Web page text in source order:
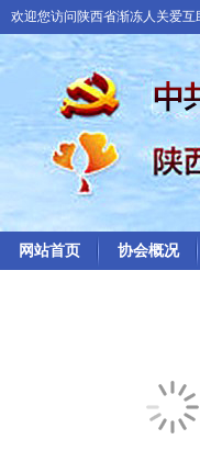
欢迎您访问陕西省渐冻人关爱互
网站首页 协会概况